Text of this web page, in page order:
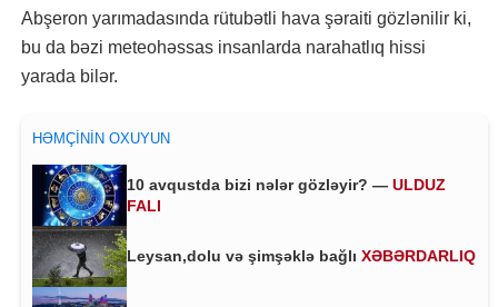
Abşeron yarımadasında rütubətli hava şəraiti gözlənilir ki,
bu da bəzi meteohəssas insanlarda narahatlıq hissi
yarada bilər.
HƏMÇININ OXUYUN
10 avqustda bizi nələr gözləyir? — ULDUZ
FALI
Leysan,dolu və şimşəklə bağlı XƏBƏRDARLIQ